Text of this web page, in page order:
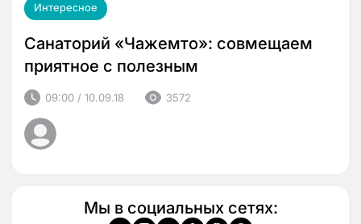
Интересное
Санаторий «Чажемто»: совмещаем
приятное с полезным
09:00 / 10.09.18 3572
Мы в социальных сетях: